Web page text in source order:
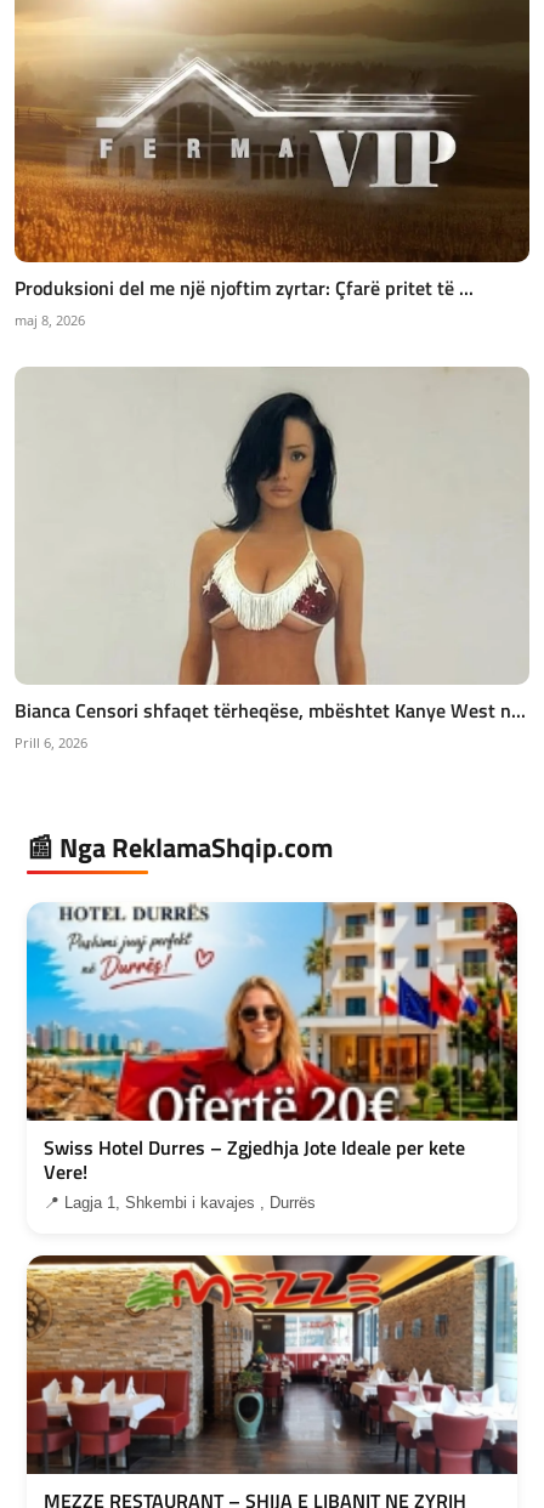
Produksioni del me një njoftim zyrtar: Çfarë pritet të ...
maj 8, 2026
Bianca Censori shfaqet tërheqëse, mbështet Kanye West n...
Prill 6, 2026
📰 Nga ReklamaShqip.com
Swiss Hotel Durres – Zgjedhja Jote Ideale per kete
Vere!
📍 Lagja 1, Shkembi i kavajes , Durrës
MEZZE RESTAURANT – SHIJA E LIBANIT NE ZYRIH